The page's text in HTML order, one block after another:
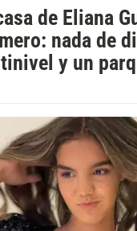
de Eliana
nada de
y un